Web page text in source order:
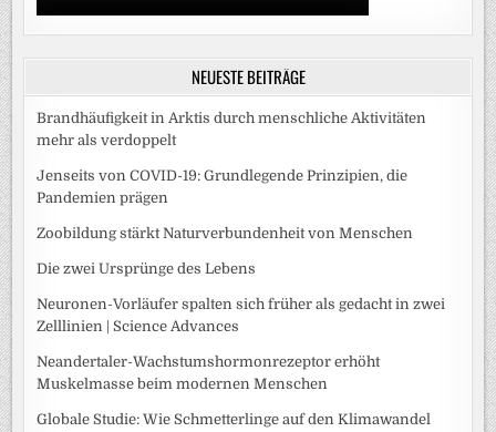
NEUESTE BEITRÄGE
Brandhäufigkeit in Arktis durch menschliche Aktivitäten
mehr als verdoppelt
Jenseits von COVID-19: Grundlegende Prinzipien, die
Pandemien prägen
Zoobildung stärkt Naturverbundenheit von Menschen
Die zwei Ursprünge des Lebens
Neuronen-Vorläufer spalten sich früher als gedacht in zwei
Zelllinien | Science Advances
Neandertaler-Wachstumshormonrezeptor erhöht
Muskelmasse beim modernen Menschen
Globale Studie: Wie Schmetterlinge auf den Klimawandel